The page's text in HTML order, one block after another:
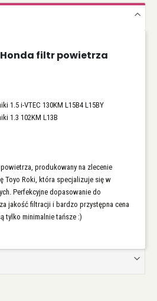
Honda filtr powietrza
1.5 i-VTEC 130KM L15B4 L15BY
1.3 102KM L13B
produkowany na zlecenie
Toyo Roki, która specjalizuje się w
Perfekcyjne dopasowanie do
jakość filtracji i bardzo przystępna cena
tylko minimalnie tańsze :)